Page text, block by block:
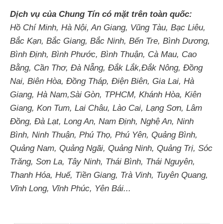
Dịch vụ của Chung Tín có mặt trên toàn quốc:
Hồ Chí Minh, Hà Nội, An Giang, Vũng Tàu, Bạc Liêu,
Bắc Kạn, Bắc Giang, Bắc Ninh, Bến Tre, Bình Dương,
Bình Định, Bình Phước, Bình Thuận, Cà Mau, Cao
Bằng, Cần Thơ, Đà Nẵng, Đắk Lắk,Đắk Nông, Đồng
Nai, Biên Hòa, Đồng Tháp, Điện Biên, Gia Lai, Hà
Giang, Hà Nam,Sài Gòn, TPHCM, Khánh Hòa, Kiên
Giang, Kon Tum, Lai Châu, Lào Cai, Lạng Sơn, Lâm
Đồng, Đà Lạt, Long An, Nam Định, Nghệ An, Ninh
Bình, Ninh Thuận, Phú Thọ, Phú Yên, Quảng Bình,
Quảng Nam, Quảng Ngãi, Quảng Ninh, Quảng Trị, Sóc
Trăng, Sơn La, Tây Ninh, Thái Bình, Thái Nguyên,
Thanh Hóa, Huế, Tiền Giang, Trà Vinh, Tuyên Quang,
Vĩnh Long, Vĩnh Phúc, Yên Bái...